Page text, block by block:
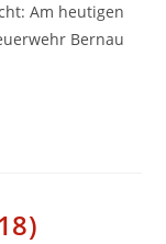
Am heutigen
Bernau